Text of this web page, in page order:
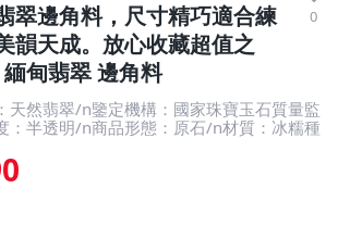
翠邊角料，尺寸精巧適合練
韻天成。放心收藏超值之
甸翡翠 邊角料
0
天然翡翠/n鑒定機構：國家珠寶玉石質量監
：半透明/n商品形態：原石/n材質：冰糯種